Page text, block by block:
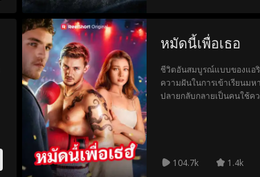
หมัดนี้เพื่อเธอ
ชีวิตอันสมบูรณ์แบบของแอ
ความฝันในการเข้าเรียนม
ปลายกลับกลายเป็นคนใช้ค
ฝันของตนกับการปกป้องห
ทำให้เขาแตกสลายได้
104.7k 1.4k